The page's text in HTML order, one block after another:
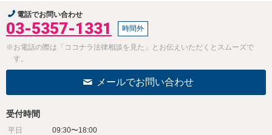
電話でお問い合わせ
03-5357-1331 時間外
※お電話の際は「ココナラ法律相談を見た」とお伝えいただくとスムーズで
す。
メールでお問い合わせ
受付時間
平日
09:30〜18:00